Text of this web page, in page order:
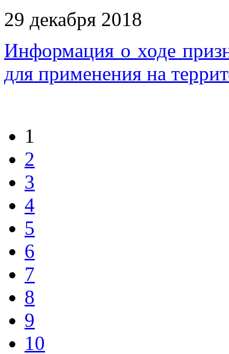
29 декабря 2018
Информация о ходе
для применения на
1
2
3
4
5
6
7
8
9
10